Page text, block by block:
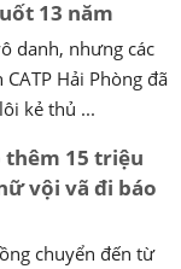
13 năm
danh, nhưng các
Hải Phòng đã
kẻ thủ ...
thêm 15 triệu
vội vã đi báo
chuyển đến từ